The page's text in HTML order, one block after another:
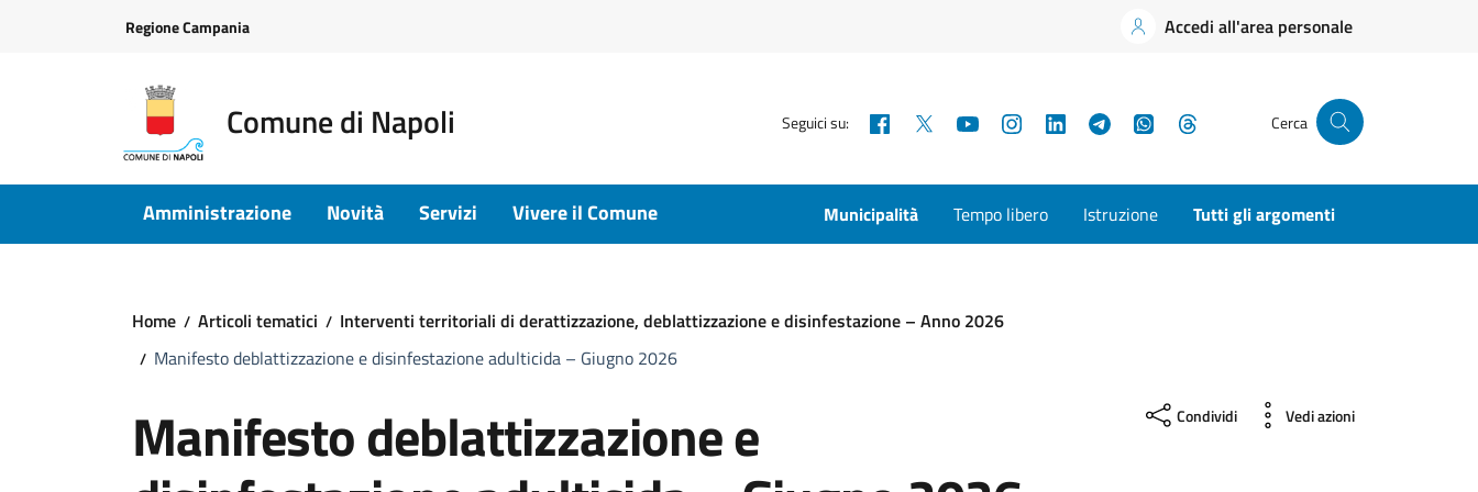
Regione Campania Accedi all'area personale
Comune di Napoli Seguici su: Facebook YouTubeInstagramLinkedInTelegramWhatsApp Cerca
Amministrazione Novità Servizi Vivere il Comune Municipalità Tempo libero Istruzione Tutti gli argomenti
Home Articoli tematici
Interventi territoriali di derattizzazione, deblattizzazione e disinfestazione – Anno 2026
Manifesto deblattizzazione e disinfestazione adulticida – Giugno 2026
Manifesto deblattizzazione e Condividi Vedi azioni